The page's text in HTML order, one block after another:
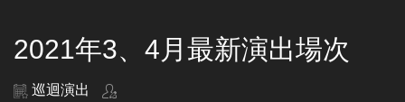
2021年3、4月最新演出場次
巡迴演出